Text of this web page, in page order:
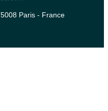
Paris - France